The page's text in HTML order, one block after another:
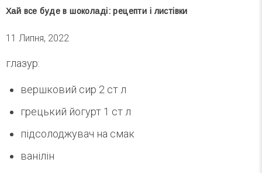
Хай все буде в шоколаді: рецепти і листівки
11 Липня, 2022
глазур:
вершковий сир 2 ст л
грецький йогурт 1 ст л
підсолоджувач на смак
ванілін